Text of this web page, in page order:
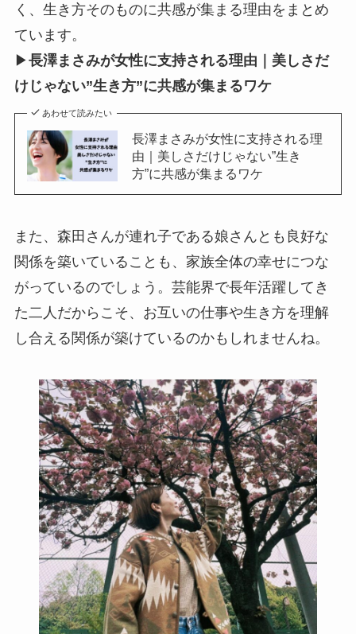
く、生き方そのものに共感が集まる理由をまとめ
ています。
▶長澤まさみが女性に支持される理由｜美しさだ
けじゃない”生き方”に共感が集まるワケ
あわせて読みたい
長澤まさみが女性に支持される理
由｜美しさだけじゃない”生き
方”に共感が集まるワケ
また、森田さんが連れ子である娘さんとも良好な
関係を築いていることも、家族全体の幸せにつな
がっているのでしょう。芸能界で長年活躍してき
た二人だからこそ、お互いの仕事や生き方を理解
し合える関係が築けているのかもしれませんね。